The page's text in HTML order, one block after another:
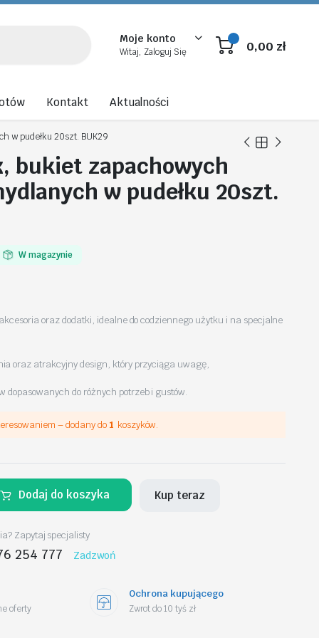
Moje konto
Witaj, Zaloguj Się 0,00 zł
Kontakt Aktualności
w pudełku 20szt. BUK29
bukiet zapachowych
w pudełku 20szt.
W magazynie
oraz dodatki, idealne do codziennego użytku i na specjalne
oraz atrakcyjny design, który przyciąga uwagę,
dopasowanych do różnych potrzeb i gustów.
– dodany do 1 koszyków.
Dodaj do koszyka Kup teraz
Zapytaj specjalisty
254 777 Zadzwoń
oferty
Ochrona kupującego
Zwrot do 10 tyś zł